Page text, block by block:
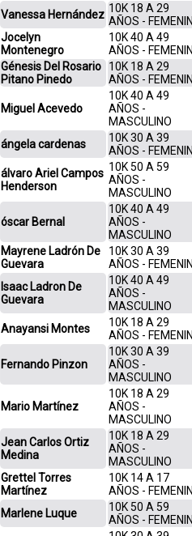
Vanessa Hernández 10K 18 A 29
AÑOS -
Jocelyn
Montenegro
10K 40 A 49
AÑOS -
Génesis Del Rosario
Pitano Pinedo
10K 18 A 29
AÑOS -
Miguel Acevedo
10K 40 A 49
AÑOS -
MASCULINO
ángela cardenas
10K 30 A 39
AÑOS -
álvaro Ariel Campos
Henderson
10K 50 A 59
AÑOS -
MASCULINO
óscar Bernal
10K 40 A 49
AÑOS -
MASCULINO
Mayrene Ladrón De
Guevara
10K 30 A 39
AÑOS -
Isaac Ladron De
Guevara
10K 40 A 49
AÑOS -
MASCULINO
Anayansi Montes
10K 18 A 29
AÑOS -
Fernando Pinzon
10K 30 A 39
AÑOS -
MASCULINO
Mario Martínez
10K 18 A 29
AÑOS -
MASCULINO
Jean Carlos Ortiz
Medina
10K 18 A 29
AÑOS -
MASCULINO
Grettel Torres
Martínez
10K 14 A 17
AÑOS -
Marlene Luque
10K 50 A 59
AÑOS -